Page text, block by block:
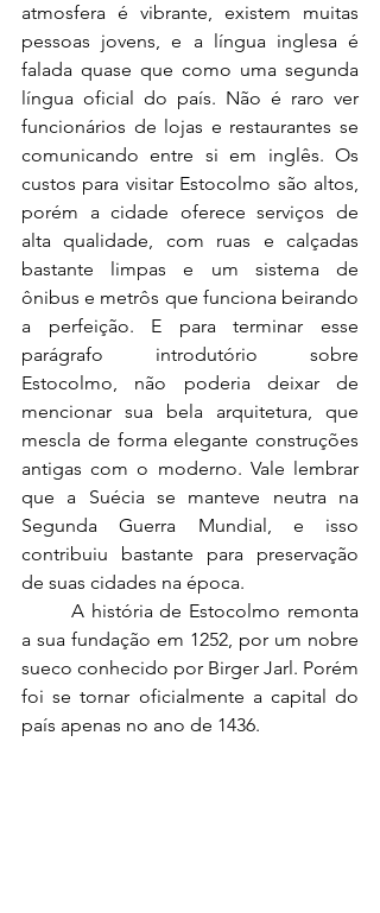
atmosfera é vibrante, existem muitas
pessoas jovens, e a língua inglesa é
falada quase que como uma segunda
língua oficial do país. Não é raro ver
funcionários de lojas e restaurantes se
comunicando entre si em inglês. Os
custos para visitar Estocolmo são altos,
porém a cidade oferece serviços de
alta qualidade, com ruas e calçadas
bastante limpas e um sistema de
ônibus e metrôs que funciona beirando
a perfeição. E para terminar esse
parágrafo introdutório sobre
Estocolmo, não poderia deixar de
mencionar sua bela arquitetura, que
mescla de forma elegante construções
antigas com o moderno. Vale lembrar
que a Suécia se manteve neutra na
Segunda Guerra Mundial, e isso
contribuiu bastante para preservação
de suas cidades na época.
a sua fundação em 1252, por um nobre
sueco conhecido por Birger Jarl. Porém
foi se tornar oficialmente a capital do
país apenas no ano de 1436.